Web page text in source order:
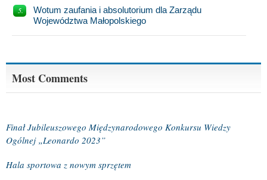
Wotum zaufania i absolutorium dla Zarządu
Województwa Małopolskiego
Most Comments
Finał Jubileuszowego Międzynarodowego Konkursu Wiedzy
Ogólnej „Leonardo 2023”
Hala sportowa z nowym sprzętem